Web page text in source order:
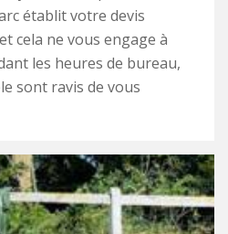
établit votre devis
cela ne vous engage à
les heures de bureau,
sont ravis de vous